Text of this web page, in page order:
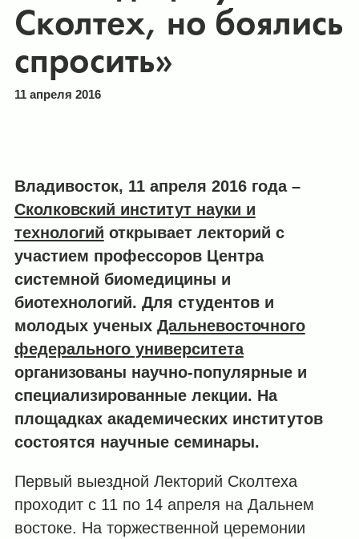
Сколтех, но боялись
спросить»
11 апреля 2016
Владивосток, 11 апреля 2016 года –
Сколковский институт науки и
технологий открывает лекторий с
участием профессоров Центра
системной биомедицины и
биотехнологий. Для студентов и
молодых ученых Дальневосточного
федерального университета
организованы научно-популярные и
специализированные лекции. На
площадках академических институтов
состоятся научные семинары.
Первый выездной Лекторий Сколтеха
проходит с 11 по 14 апреля на Дальнем
востоке. На торжественной церемонии